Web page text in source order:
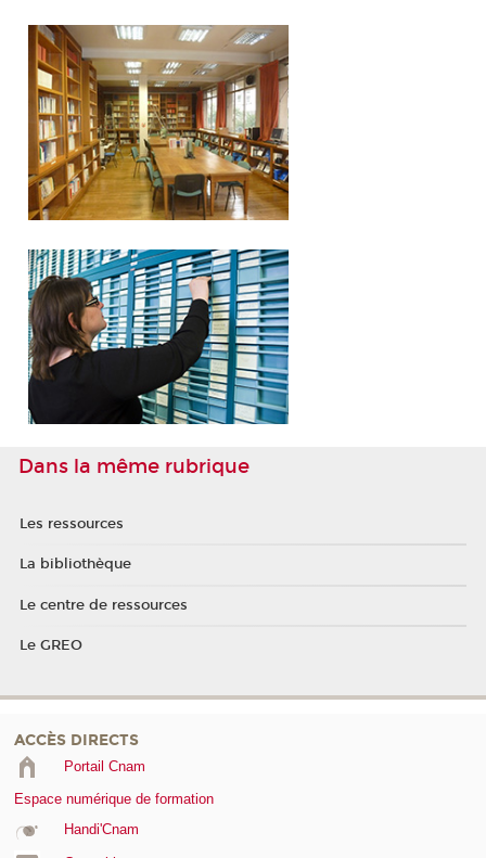
Dans la même rubrique
Les ressources
La bibliothèque
Le centre de ressources
Le GREO
ACCÈS DIRECTS
Portail Cnam
Espace numérique de formation
Handi'Cnam